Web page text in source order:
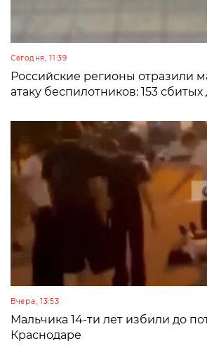
Сегодня, 11:39
Российские регионы отразили
атаку беспилотников: 153 сбитых
Вчера, 13:53
Мальчика 14-ти лет избили до
Краснодаре